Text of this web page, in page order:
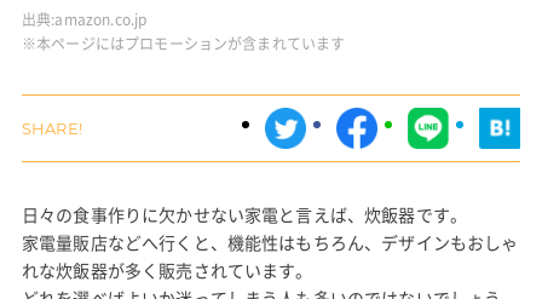
出典:amazon.co.jp
※本ページにはプロモーションが含まれています
日々の食事作りに欠かせない家電と言えば、炊飯器です。
家電量販店などへ行くと、機能性はもちろん、デザインもおしゃ
れな炊飯器が多く販売されています。